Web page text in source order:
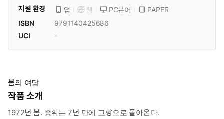
지원 환경
앱 웹 PC뷰어
PAPER
ISBN
9791140425686
UCI
-
봄의 여담
작품 소개
1972년 봄. 중휘는 7년 만에 고향으로 돌아온다.